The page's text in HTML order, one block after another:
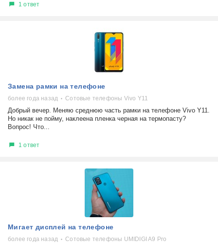
1 ответ
Замена рамки на телефоне
более года назад Сотовые телефоны Vivo Y11
Добрый вечер. Меняю среднюю часть рамки на телефоне Vivo Y11.
Но никак не пойму, наклеена пленка черная на термопасту?
Вопрос! Что...
1 ответ
Мигает дисплей на телефоне
более года назад Сотовые телефоны UMIDIGI A9 Pro